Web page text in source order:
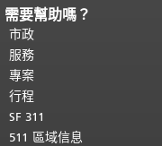
頁面內容結束。
都會重複顯示。
需要幫助嗎？
市政
服務
專案
行程
SF 311
511 區域信息